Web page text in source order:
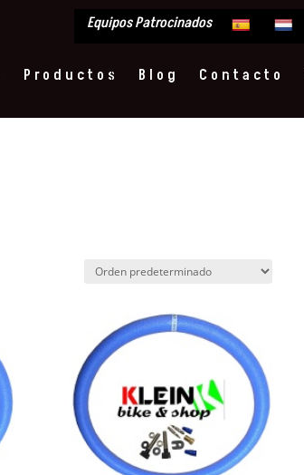
Equipos Patrocinados
Productos Blog Contacto